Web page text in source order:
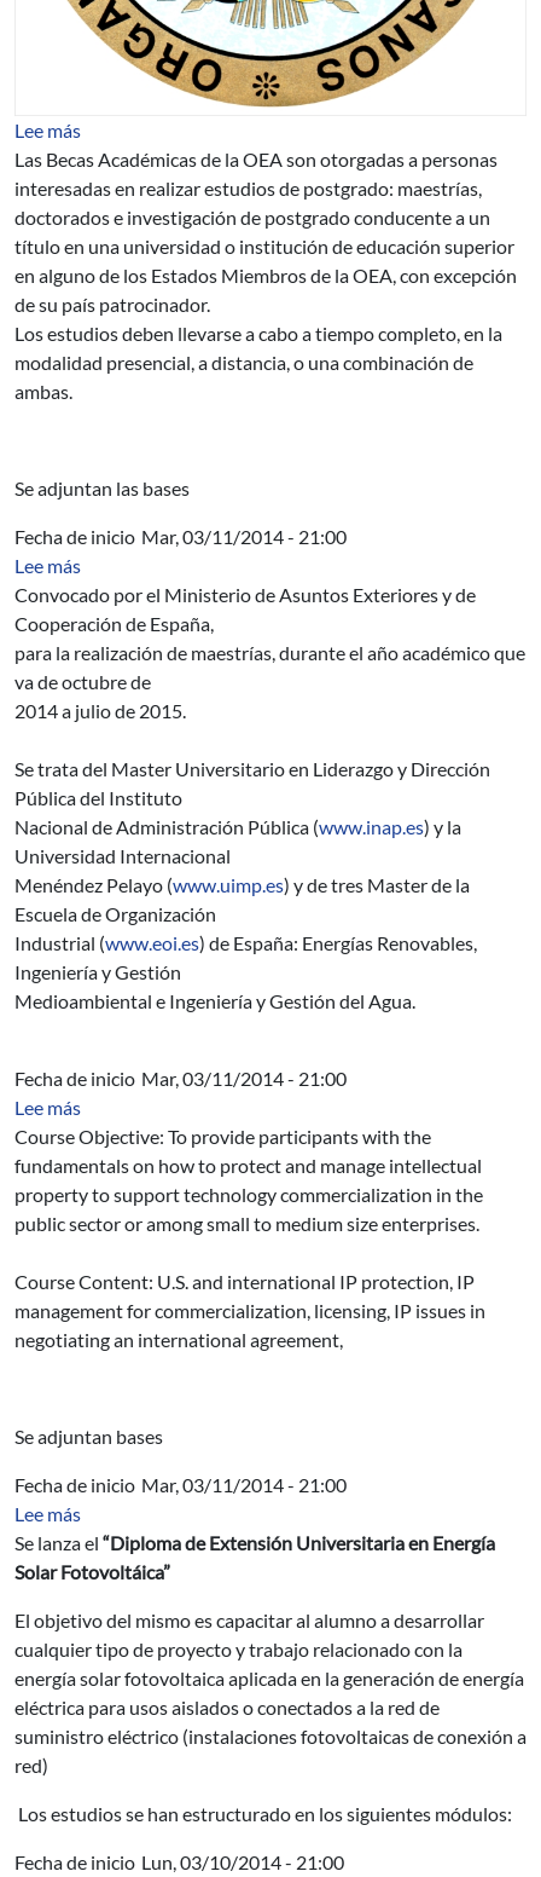
Lee más
Las Becas Académicas de la OEA son otorgadas a personas
interesadas en realizar estudios de postgrado: maestrías,
doctorados e investigación de postgrado conducente a un
título en una universidad o institución de educación superior
en alguno de los Estados Miembros de la OEA, con excepción
de su país patrocinador.
Los estudios deben llevarse a cabo a tiempo completo, en la
modalidad presencial, a distancia, o una combinación de
ambas.
Se adjuntan las bases
Fecha de inicio Mar, 03/11/2014 - 21:00
Lee más
Convocado por el Ministerio de Asuntos Exteriores y de
Cooperación de España,
para la realización de maestrías, durante el año académico que
va de octubre de
2014 a julio de 2015.
Se trata del Master Universitario en Liderazgo y Dirección
Pública del Instituto
Nacional de Administración Pública (www.inap.es) y la
Universidad Internacional
Menéndez Pelayo (www.uimp.es) y de tres Master de la
Escuela de Organización
Industrial (www.eoi.es) de España: Energías Renovables,
Ingeniería y Gestión
Medioambiental e Ingeniería y Gestión del Agua.
Fecha de inicio Mar, 03/11/2014 - 21:00
Lee más
Course Objective: To provide participants with the
fundamentals on how to protect and manage intellectual
property to support technology commercialization in the
public sector or among small to medium size enterprises.
Course Content: U.S. and international IP protection, IP
management for commercialization, licensing, IP issues in
negotiating an international agreement,
Se adjuntan bases
Fecha de inicio Mar, 03/11/2014 - 21:00
Lee más
Se lanza el “Diploma de Extensión Universitaria en Energía
Solar Fotovoltáica”
El objetivo del mismo es capacitar al alumno a desarrollar
cualquier tipo de proyecto y trabajo relacionado con la
energía solar fotovoltaica aplicada en la generación de energía
eléctrica para usos aislados o conectados a la red de
suministro eléctrico (instalaciones fotovoltaicas de conexión a
red)
Los estudios se han estructurado en los siguientes módulos:
Fecha de inicio Lun, 03/10/2014 - 21:00